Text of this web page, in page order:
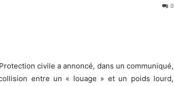
0
civile a annoncé, dans un communiqué,
entre un « louage » et un poids lourd,